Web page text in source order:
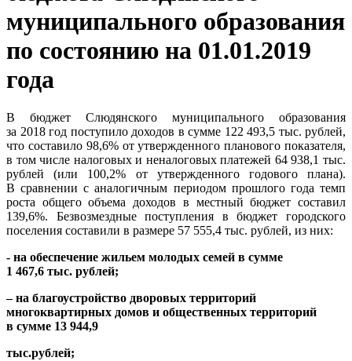
муниципального образования
по состоянию на 01.01.2019
года
В бюджет Слюдянского муниципального образования
за 2018 год поступило доходов в сумме 122 493,5 тыс. рублей,
что составило 98,6% от утвержденного планового показателя,
в том числе налоговых и неналоговых платежей 64 938,1 тыс.
рублей (или 100,2% от утвержденного годового плана).
В сравнении с аналогичным периодом прошлого года темп
роста общего объема доходов в местный бюджет составил
139,6%. Безвозмездные поступления в бюджет городского
поселения составили в размере 57 555,4 тыс. рублей, из них:
- на обеспечение жильем молодых семей в сумме
1 467,6 тыс. рублей;
– на благоустройство дворовых территорий
многоквартирных домов и общественных территорий
в сумме 13 944,9
тыс.рублей;